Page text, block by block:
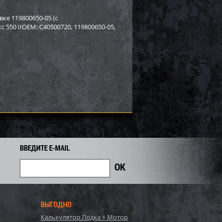
Cat/Yamaha SM-
Бампер Yamaha SM-12530
2 558
192 Экономия
для снегохода BRP
Бампер SPI для снегохода BRP
SM-12683
119800650-05 (с
IIOEM: C40500720, 119800650-05,
ВВЕДИТЕ E-MAIL
ВЫГОДНО
Калькулятор Лодка + Мотор